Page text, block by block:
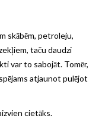
skābēm, petroleju,
taču daudzi
var to sabojāt. Tomēr,
atjaunot pulējot
cietāks.